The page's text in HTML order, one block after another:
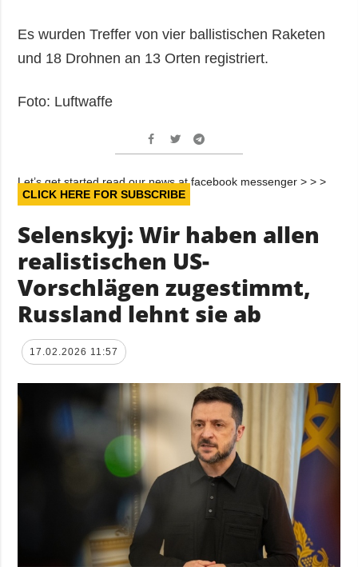
Es wurden Treffer von vier ballistischen Raketen
und 18 Drohnen an 13 Orten registriert.
Foto: Luftwaffe
Let’s get started read our news at facebook messenger > > >
CLICK HERE FOR SUBSCRIBE
Selenskyj: Wir haben allen
realistischen US-
Vorschlägen zugestimmt,
Russland lehnt sie ab
17.02.2026 11:57